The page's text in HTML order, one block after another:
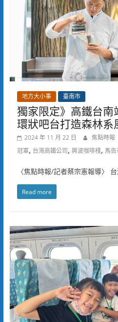
地方大小事 臺南市
獨家限定》高鐵台
環狀吧台打造森林系
2024 年 11 月 22 日 焦點時報
冠軍, 台灣高鐵公司, 興波咖啡棧, 馬告
〈焦點時報/記者蔡宗憲報導〉
Read more